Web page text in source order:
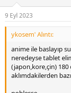
9 Eyl 2023
ykosem' Alıntı:
anime ile baslayıp
neredeyse tablet
(japon,kore,çin) 180
aklımdakilerden